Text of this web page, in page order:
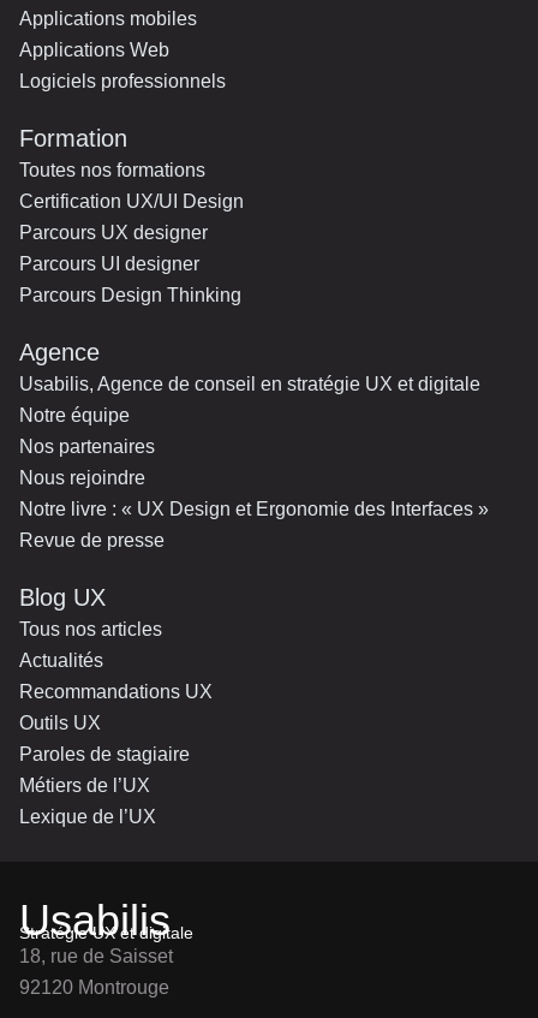
Applications mobiles
Applications Web
Logiciels professionnels
Formation
Toutes nos formations
Certification UX/UI Design
Parcours UX designer
Parcours UI designer
Parcours Design Thinking
Agence
Usabilis, Agence de conseil en stratégie UX et digitale
Notre équipe
Nos partenaires
Nous rejoindre
Notre livre : « UX Design et Ergonomie des Interfaces »
Revue de presse
Blog UX
Tous nos articles
Actualités
Recommandations UX
Outils UX
Paroles de stagiaire
Métiers de l’UX
Lexique de l’UX
Usabilis
Stratégie UX et digitale
18, rue de Saisset
92120 Montrouge